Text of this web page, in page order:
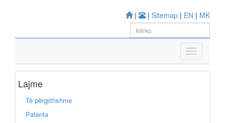
| | Sitemap | EN | MK
Lajme
Të përgjithshme
Patenta